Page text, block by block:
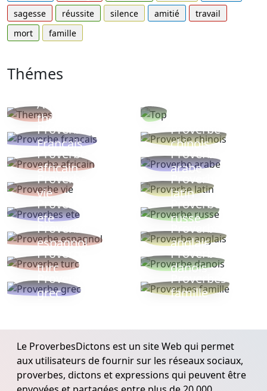
sagesse
réussite silence amitié
travail
mort
famille
Thémes
Autres
thèmes
Proverbe
Français
Proverbe
chinois
Proverbe
africain
Proverbe
arabe
Proverbe
vie
Proverbe
latin
Proverbes
ete
Proverbe
russe
Proverbe
espagnol
Proverbe
anglais
Proverbe
turc
Proverbe
danois
Proverbe
grec
Proverbes
famille
Le ProverbesDictons est un site Web qui permet
aux utilisateurs de fournir sur les réseaux sociaux,
proverbes, dictons et expressions qui peuvent être